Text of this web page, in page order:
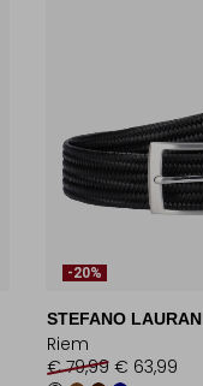
-20%
STEFANO LAURAN
Riem
€ 79,99 € 63,99